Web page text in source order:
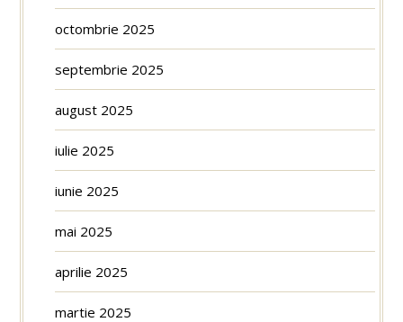
octombrie 2025
septembrie 2025
august 2025
iulie 2025
iunie 2025
mai 2025
aprilie 2025
martie 2025